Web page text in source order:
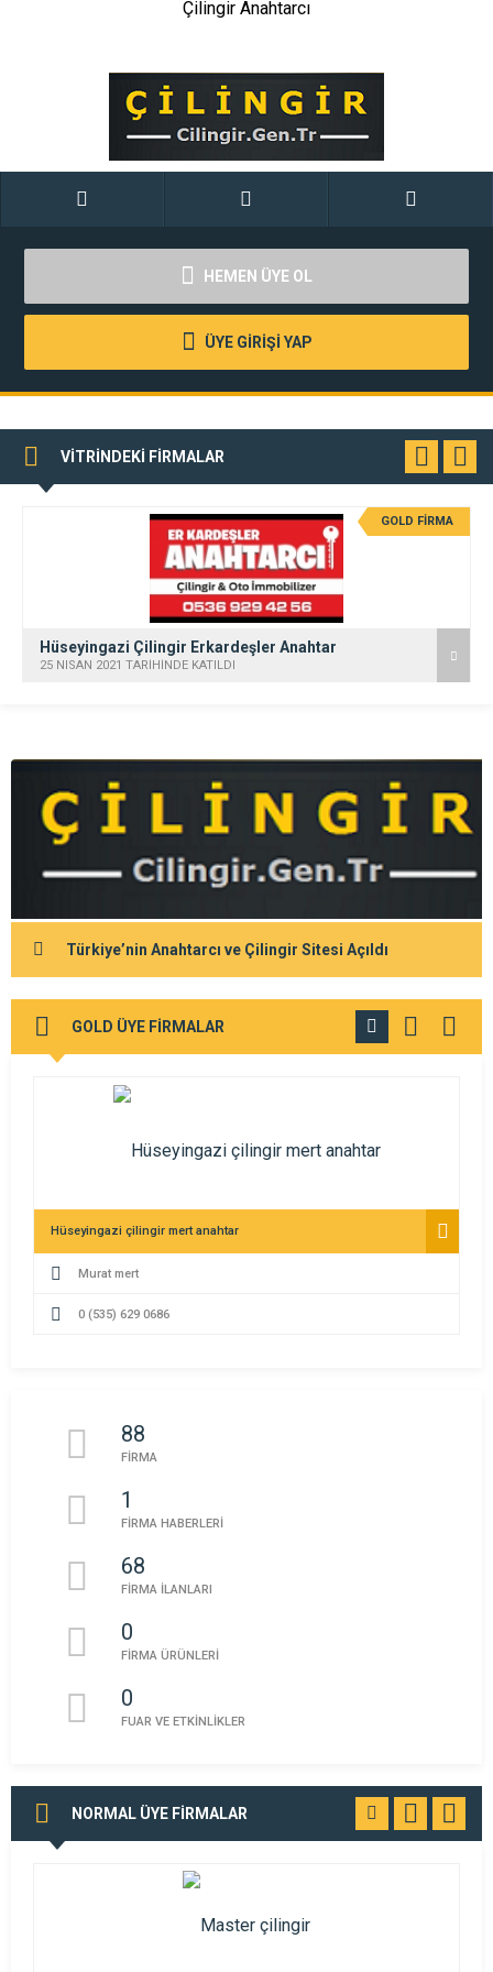
Çilingir Anahtarcı
HEMEN ÜYE OL
ÜYE GİRİŞİ YAP
VİTRİNDEKİ FİRMALAR
GOLD FİRMA
Hüseyingazi Çilingir Erkardeşler Anahtar
25 NISAN 2021 TARİHİNDE KATILDI
Türkiye’nin Anahtarcı ve Çilingir Sitesi Açıldı
GOLD ÜYE FİRMALAR
GÖR
Hüseyingazi çilingir mert anahtar
Murat mert
0 (535) 629 0686
88
FİRMA
1
FİRMA HABERLERİ
68
FİRMA İLANLARI
0
FİRMA ÜRÜNLERİ
0
FUAR VE ETKİNLİKLER
NORMAL ÜYE FİRMALAR
GÖR